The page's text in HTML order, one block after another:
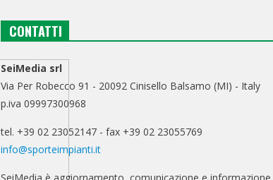
CONTATTI
SeiMedia srl
Via Per Robecco 91 - 20092 Cinisello Balsamo (MI) - Italy
p.iva 09997300968
tel. +39 02 23052147 - fax +39 02 23055769
info@sporteimpianti.it